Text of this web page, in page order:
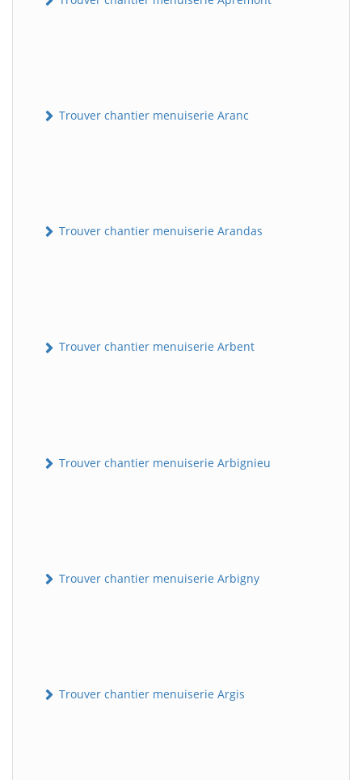
Trouver chantier menuiserie Aranc
Trouver chantier menuiserie Arandas
Trouver chantier menuiserie Arbent
Trouver chantier menuiserie Arbignieu
Trouver chantier menuiserie Arbigny
Trouver chantier menuiserie Argis